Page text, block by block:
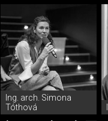
Ing. arch. Simona
Tóthová